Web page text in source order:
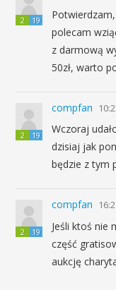
2 19
polecam
z darmową
50zł, warto
2 19
compfan
Wczoraj
dzisiaj jak
będzie z tym
2 19
compfan
Jeśli ktoś nie
część
aukcję